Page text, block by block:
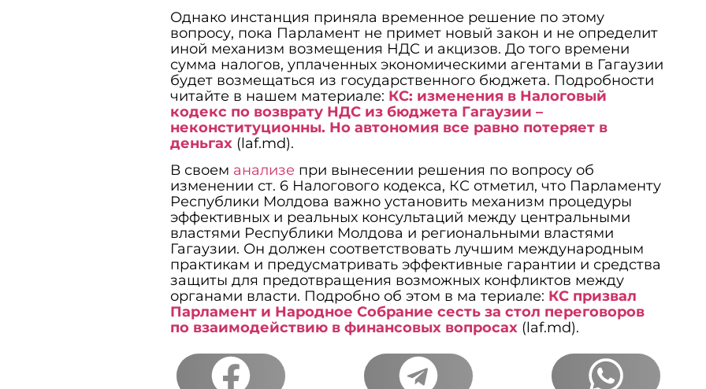
Однако инстанция приняла временное решение по этому
вопросу, пока Парламент не примет новый закон и не определит
иной механизм возмещения НДС и акцизов. До того времени
сумма налогов, уплаченных экономическими агентами в Гагаузии
будет возмещаться из государственного бюджета. Подробности
читайте в нашем материале: КС: изменения в Налоговый
кодекс по возврату НДС из бюджета Гагаузии –
неконституционны. Но автономия все равно потеряет в
деньгах(laf.md).
В своем анализе при вынесении решения по вопросу об
изменении ст. 6 Налогового кодекса, КС отметил, что Парламенту
Республики Молдова важно установить механизм процедуры
эффективных и реальных консультаций между центральными
властями Республики Молдова и региональными властями
Гагаузии. Он должен соответствовать лучшим международным
практикам и предусматривать эффективные гарантии и средства
защиты для предотвращения возможных конфликтов между
органами власти. Подробно об этом в ма териале: КС призвал
Парламент и Народное Собрание сесть за стол переговоров
по взаимодействию в финансовых вопросах (laf.md).